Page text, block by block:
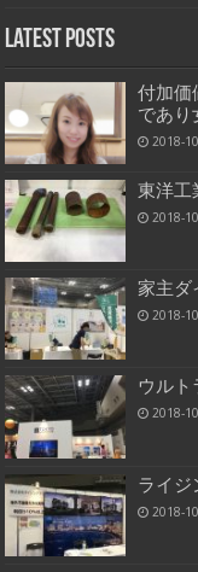
Latest Posts
付加価
であり
2018-
東洋工
2018-
家主ダ
2018-
ウルト
2018-
ライジ
2018-